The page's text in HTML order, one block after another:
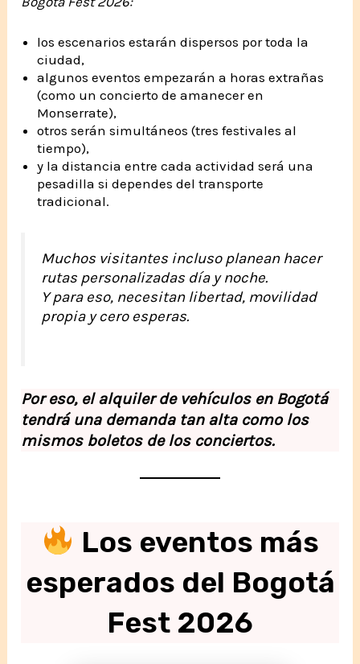
los escenarios estarán dispersos por toda la
ciudad,
algunos eventos empezarán a horas extrañas
(como un concierto de amanecer en
Monserrate),
otros serán simultáneos (tres festivales al
tiempo),
y la distancia entre cada actividad será una
pesadilla si dependes del transporte
tradicional.
Muchos visitantes incluso planean hacer
rutas personalizadas día y noche.
Y para eso, necesitan libertad, movilidad
propia y cero esperas.
Por eso, el alquiler de vehículos en Bogotá
tendrá una demanda tan alta como los
mismos boletos de los conciertos.
Los eventos más
esperados del Bogotá
Fest 2026